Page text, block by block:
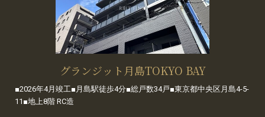
グランジット月島TOKYO BAY
■2026年4月竣工■月島駅徒歩4分■総戸数34戸■東京都中央区月島4-5-
11■地上8階 RC造